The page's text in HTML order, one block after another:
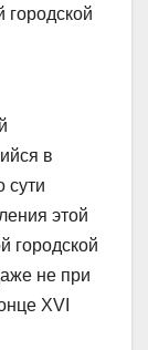
городской
в
сути
этой
городской
не при
XVI